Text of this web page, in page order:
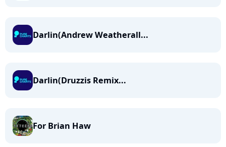
Darlin(Andrew Weatherall...
Darlin(Druzzis Remix...
For Brian Haw